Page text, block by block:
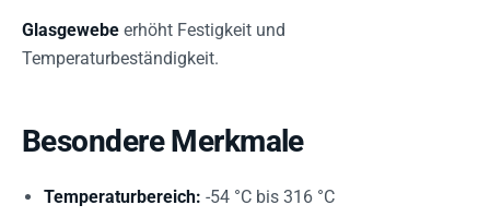
Glasgewebe erhöht Festigkeit und
Temperaturbeständigkeit.
Besondere Merkmale
Temperaturbereich: -54 °C bis 316 °C